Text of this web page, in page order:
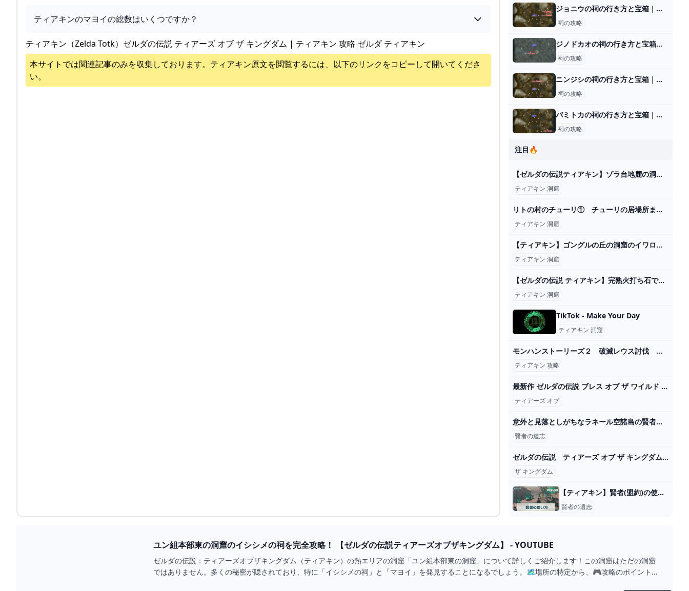
ティアキンのマヨイの総数はいくつですか？
ティアキン（Zelda Totk）ゼルダの伝説 ティアーズ オブ ザ キングダム | ティアキン 攻略 ゼルダ ティアキン
本サイトでは関連記事のみを収集しております。 ティアキン原文を閲覧するには、以下のリンクをコピーして開いてくださ
い。
ジョニウの祠の行き方と宝箱｜ラウルの祝福
祠の攻略
ジノドカオの祠の行き方と宝箱｜ラウルの祝福
祠の攻略
ニンジシの祠の行き方と宝箱｜ラウルの祝福
祠の攻略
バミトカの祠の行き方と宝箱｜ラウルの祝福
祠の攻略
注目🔥
【ゼルダの伝説ティアキン】ゾラ台地麓の洞窟(マヨイ） - YouTube
ティアキン 洞窟
リトの村のチューリ① チューリの居場所まで サヒロワの祠 へブラ地方マップ開放 へブラ山南岳の洞窟 カルーガ峠の鳥望台 攻略 ゼルダの伝説 ティアーズ オブザキングダム メインチャレンジ⑨ ティアキン - YouTube
ティアキン 洞窟
【ティアキン】ゴングルの丘の洞窟のイワロック ゼルダの伝説ティアーズ オブザキングダム2周目 #ゼルダの伝説 #ティアキン #zelda #shorts - YouTube
ティアキン 洞窟
【ゼルダの伝説 ティアキン】完熟火打ち石で大儲け！と、炎無効にもなる「耐火の石鎧」シリーズ - 狩人と猫のぶるぷろ冒険日誌
ティアキン 洞窟
TikTok - Make Your Day
ティアキン 洞窟
モンハンストーリーズ２ 破滅レウス討伐 破滅の時攻略 ＃１２７ 【モンスターハンター ストーリーズ２ ～破滅の翼～】 - YouTube
ティアキン 攻略
最新作 ゼルダの伝説 ブレス オブ ザ ワイルド ティアーズ オブ ザ キングダム Nintendo Switch - www.buildcentral.com
ティアーズ オブ
意外と見落としがちなラネール空諸島の賢者の遺志の入手場所【ティアキン攻略】 - YouTube
賢者の遺志
ゼルダの伝説 ティアーズ オブ ザ キングダム 1st トレーラー - YouTube
ザ キングダム
【ティアキン】賢者(盟約)の使い方とおすすめ強化優先度【ゼルダの伝説ティアーズオブザキングダム】 - 神ゲー攻略
賢者の遺志
ユン組本部東の洞窟のイシシメの祠を完全攻略！ 【ゼルダの伝説ティアーズオブザキングダム】 - YOUTUBE
ゼルダの伝説：ティアーズオブザキングダム（ティアキン）の熱エリアの洞窟「ユン組本部東の洞窟」について詳しくご紹介します！この洞窟はただの洞窟
ではありません。多くの秘密が隠されており、特に「イシシメの祠」と「マヨイ」を発見することになるでしょう。🗺️場所の特定から、🎮攻略のポイントま